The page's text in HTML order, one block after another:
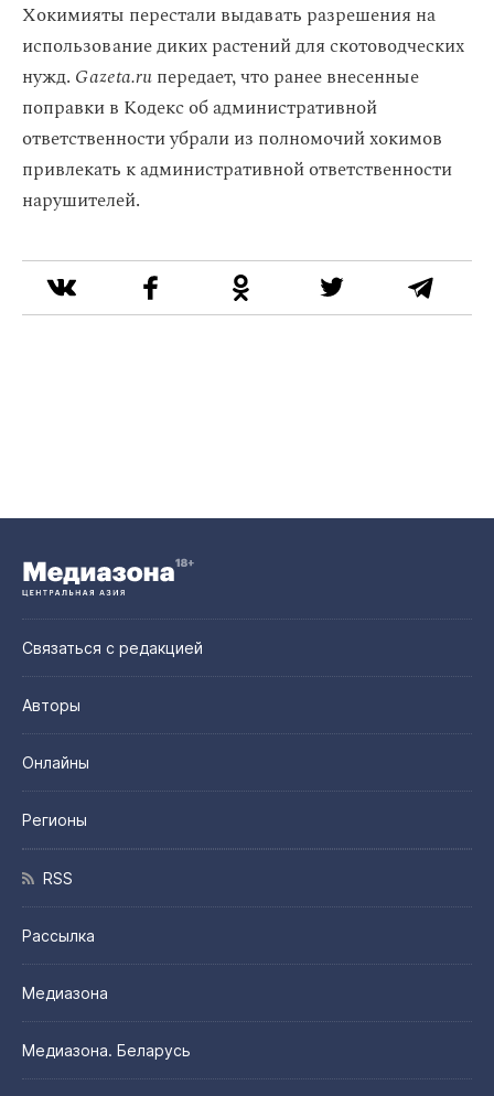
Хокимияты перестали выдавать разрешения на
использование диких растений для скотоводческих
нужд. Gazeta.ruпередает, что ранее внесенные
поправки в Кодекс об административной
ответственности убрали из полномочий хокимов
привлекать к административной ответственности
нарушителей.
Связаться с редакцией
Авторы
Онлайны
Регионы
RSS
Рассылка
Медиазона
Медиазона. Беларусь